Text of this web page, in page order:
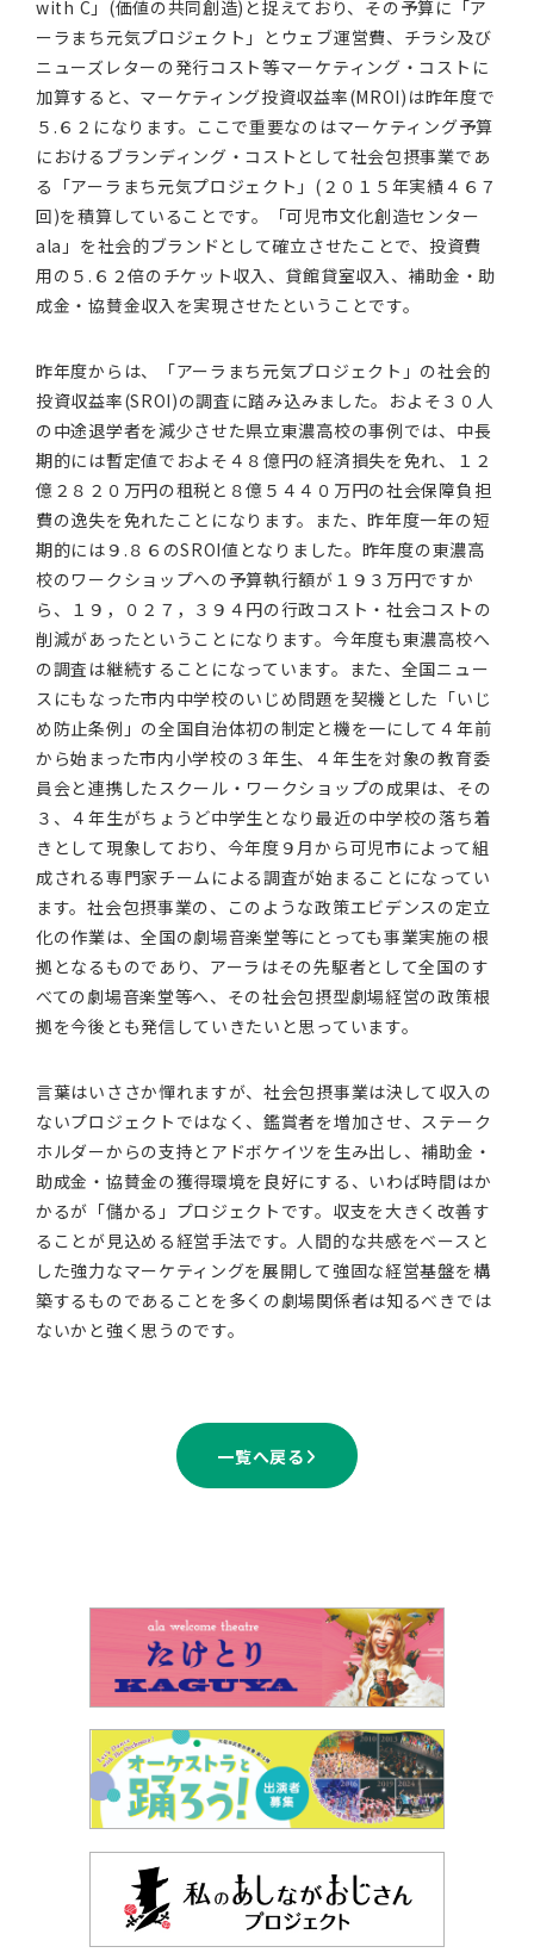
with C」(価値の共同創造)と捉えており、その予算に「ア
ーラまち元気プロジェクト」とウェブ運営費、チラシ及び
ニューズレターの発行コスト等マーケティング・コストに
加算すると、マーケティング投資収益率(MROI)は昨年度で
５.６２になります。ここで重要なのはマーケティング予算
におけるブランディング・コストとして社会包摂事業であ
る「アーラまち元気プロジェクト」(２０１５年実績４６７
回)を積算していることです。「可児市文化創造センター
ala」を社会的ブランドとして確立させたことで、投資費
用の５.６２倍のチケット収入、貸館貸室収入、補助金・助
成金・協賛金収入を実現させたということです。
昨年度からは、「アーラまち元気プロジェクト」の社会的
投資収益率(SROI)の調査に踏み込みました。およそ３０人
の中途退学者を減少させた県立東濃高校の事例では、中長
期的には暫定値でおよそ４８億円の経済損失を免れ、１２
億２８２０万円の租税と８億５４４０万円の社会保障負担
費の逸失を免れたことになります。また、昨年度一年の短
期的には９.８６のSROI値となりました。昨年度の東濃高
校のワークショップへの予算執行額が１９３万円ですか
ら、１９，０２７，３９４円の行政コスト・社会コストの
削減があったということになります。今年度も東濃高校へ
の調査は継続することになっています。また、全国ニュー
スにもなった市内中学校のいじめ問題を契機とした「いじ
め防止条例」の全国自治体初の制定と機を一にして４年前
から始まった市内小学校の３年生、４年生を対象の教育委
員会と連携したスクール・ワークショップの成果は、その
３、４年生がちょうど中学生となり最近の中学校の落ち着
きとして現象しており、今年度９月から可児市によって組
成される専門家チームによる調査が始まることになってい
ます。社会包摂事業の、このような政策エビデンスの定立
化の作業は、全国の劇場音楽堂等にとっても事業実施の根
拠となるものであり、アーラはその先駆者として全国のす
べての劇場音楽堂等へ、その社会包摂型劇場経営の政策根
拠を今後とも発信していきたいと思っています。
言葉はいささか憚れますが、社会包摂事業は決して収入の
ないプロジェクトではなく、鑑賞者を増加させ、ステーク
ホルダーからの支持とアドボケイツを生み出し、補助金・
助成金・協賛金の獲得環境を良好にする、いわば時間はか
かるが「儲かる」プロジェクトです。収支を大きく改善す
ることが見込める経営手法です。人間的な共感をベースと
した強力なマーケティングを展開して強固な経営基盤を構
築するものであることを多くの劇場関係者は知るべきでは
ないかと強く思うのです。
一覧へ戻る